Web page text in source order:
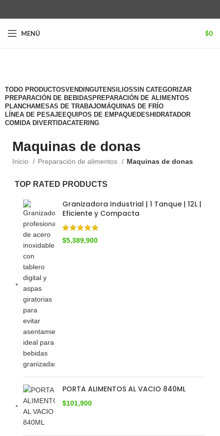
MENÚ $0
TODO PRODUCTOSVENDINGUTENSILIOSSIN CATEGORIZAR
PREPARACIÓN DE BEBIDAS PREPARACIÓN DE ALIMENTOS
PLANCHAMESAS DE TRABAJOMÁQUINAS DE FRÍO
LÍNEA DE PESAJEEQUIPOS DE EMPAQUEDESHIDRATADOR
COMIDA DIVERTIDACATERING
Maquinas de donas
Inicio Preparación de alimentos Maquinas de donas
TOP RATED PRODUCTS
Granizadora Industrial | 1 Tanque | 12L |
Eficiente y Compacta
$5,389,900
PORTA ALIMENTOS AL VACIO 840ML
$101,900